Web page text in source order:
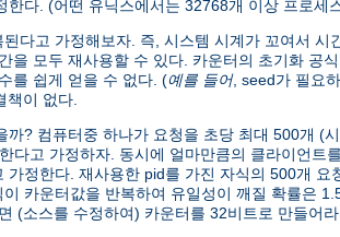
한다. (어떤 유닉스에서는 32768개 이상 프로
다고 가정해보자. 즉, 시스템 시계가 꼬여서
을 모두 재사용할 수 있다. 카운터의 초기화 공
를 쉽게 얻을 수 없다. (예를 들어, seed가 필요
책이 없다.
까? 컴퓨터중 하나가 요청을 초당 최대 500개 (
다고 가정하자. 동시에 얼마만큼의 클라이언
가정한다. 재사용한 pid를 가진 자식의 500개
카운터값을 반복하여 유일성이 깨질 확률은
(소스를 수정하여) 카운터를 32비트로 만들어라.